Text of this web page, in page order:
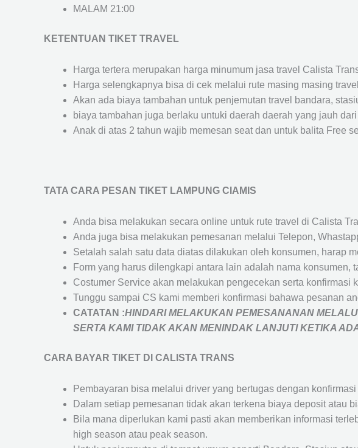
MALAM 21:00
KETENTUAN TIKET TRAVEL
Harga tertera merupakan harga minumum jasa travel Calista
Harga selengkapnya bisa di cek melalui rute masing masing
Akan ada biaya tambahan untuk penjemutan travel bandara,
biaya tambahan juga berlaku untuki daerah daerah yang jauh
Anak di atas 2 tahun wajib memesan seat dan untuk balita Free
TATA CARA PESAN TIKET LAMPUNG CIAMIS
Anda bisa melakukan secara online untuk rute travel di Calista
Anda juga bisa melakukan pemesanan melalui Telepon,
Setalah salah satu data diatas dilakukan oleh konsumen, harap
Form yang harus dilengkapi antara lain adalah nama
Costumer Service akan melakukan pengecekan serta
Tunggu sampai CS kami memberi konfirmasi bahawa pesanan
CATATAN :HINDARI MELAKUKAN PEMESANANAN
SERTA KAMI TIDAK AKAN MENINDAK LANJUTI KETIKA
CARA BAYAR TIKET DI CALISTA TRANS
Pembayaran bisa melalui driver yang bertugas dengan
Dalam setiap pemesanan tidak akan terkena biaya deposit atau
Bila mana diperlukan kami pasti akan memberikan informasi
high season atau peak season.